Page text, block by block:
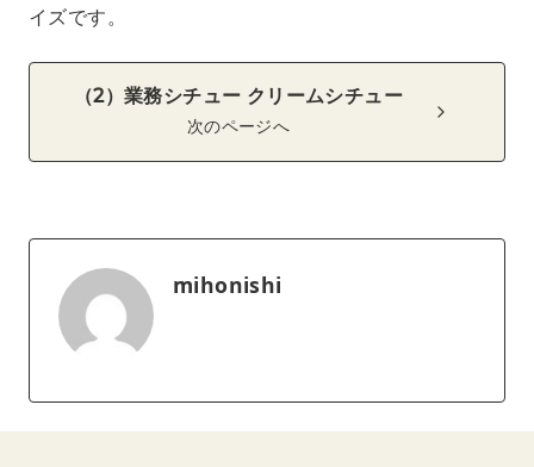
イズです。
（2）業務シチュー クリームシチュー
次のページへ
mihonishi